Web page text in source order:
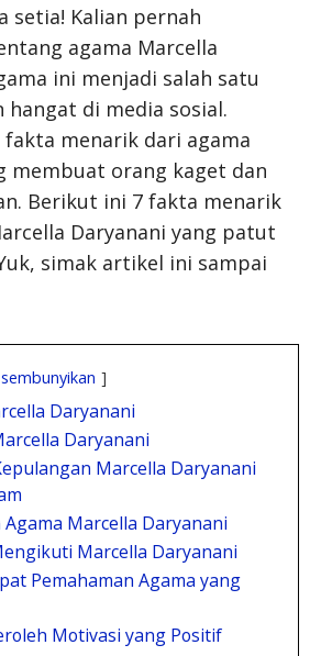
setia! Kalian pernah
agama Marcella
ini menjadi salah satu
hangat di media sosial.
fakta menarik dari agama
membuat orang kaget dan
Berikut ini 7 fakta menarik
Daryanani yang patut
simak artikel ini sampai
sembunyikan
Daryanani
Daryanani
Marcella Daryanani
Agama Marcella Daryanani
Marcella Daryanani
Pemahaman Agama yang
Motivasi yang Positif